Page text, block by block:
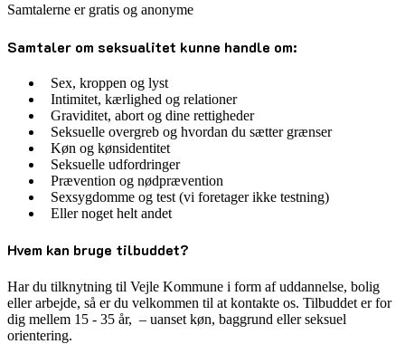
Samtalerne er gratis og anonyme
Samtaler om seksualitet kunne handle om:
Sex, kroppen og lyst
Intimitet, kærlighed og relationer
Graviditet, abort og dine rettigheder
Seksuelle overgreb og hvordan du sætter grænser
Køn og kønsidentitet
Seksuelle udfordringer
Prævention og nødprævention
Sexsygdomme og test (vi foretager ikke testning)
Eller noget helt andet
Hvem kan bruge tilbuddet?
Har du tilknytning til Vejle Kommune i form af uddannelse, bolig
eller arbejde, så er du velkommen til at kontakte os. Tilbuddet er for
dig mellem 15 - 35 år, – uanset køn, baggrund eller seksuel
orientering.